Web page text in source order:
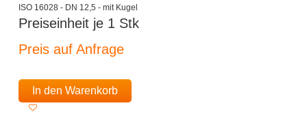
ISO 16028 - DN 12,5 - mit Kugel
Preiseinheit je 1 Stk
Preis auf Anfrage
In den Warenkorb